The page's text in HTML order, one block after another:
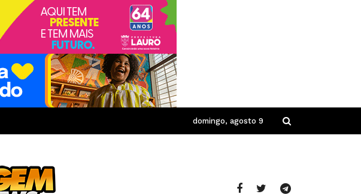
domingo, agosto 9